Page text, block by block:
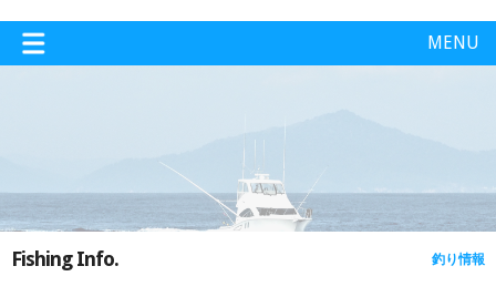
MENU
Fishing Info. 釣り情報